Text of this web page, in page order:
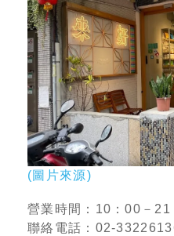
(圖片來源)
營業時間：10：00－21
聯絡電話：02-